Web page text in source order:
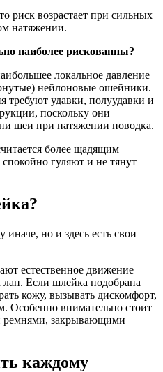
риск возрастает при сильных
натяжении.
наиболее рискованны?
локальное давление
нейлоновые ошейники.
удавки, полуудавки и
поскольку они
шеи при натяжении поводка.
более щадящим
гуляют и не тянут
иначе, но и здесь есть свои
естественное движение
лап. Если шлейка подобрана
кожу, вызывать дискомфорт,
Особенно внимательно стоит
ремнями, закрывающими
каждому